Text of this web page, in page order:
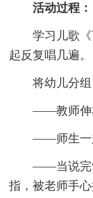
活动过程：
学习儿歌《
起反复唱几遍。
将幼儿分组
——教师伸右
——师生一起
——当说完“
指，被老师手